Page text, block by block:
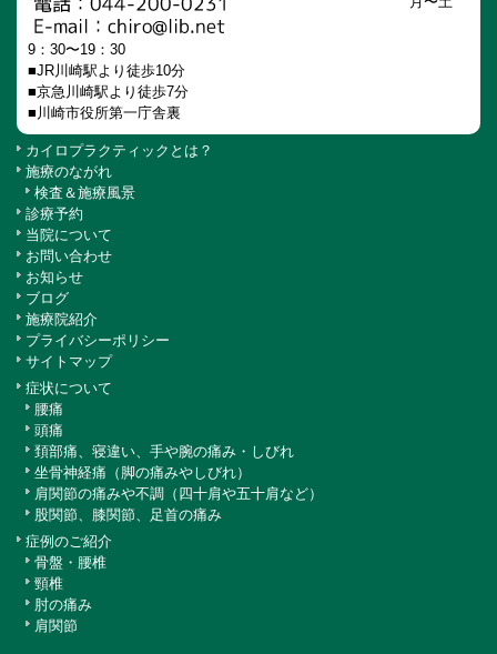
9：30〜19：30
■JR川崎駅より徒歩10分
■京急川崎駅より徒歩7分
■川崎市役所第一庁舎裏
カイロプラクティックとは？
施療のながれ
検査＆施療風景
診療予約
当院について
お問い合わせ
お知らせ
ブログ
施療院紹介
プライバシーポリシー
サイトマップ
症状について
腰痛
頭痛
頚部痛、寝違い、手や腕の痛み・しびれ
坐骨神経痛（脚の痛みやしびれ）
肩関節の痛みや不調（四十肩や五十肩など）
股関節、膝関節、足首の痛み
症例のご紹介
骨盤・腰椎
頸椎
肘の痛み
肩関節